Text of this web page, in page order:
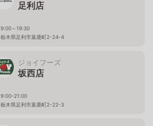
足利店
9:00～19:30
栃木県足利市葉鹿町2-24-4
ジョイフーズ
坂西店
9:00-21:00
栃木県足利市葉鹿町2-22-3